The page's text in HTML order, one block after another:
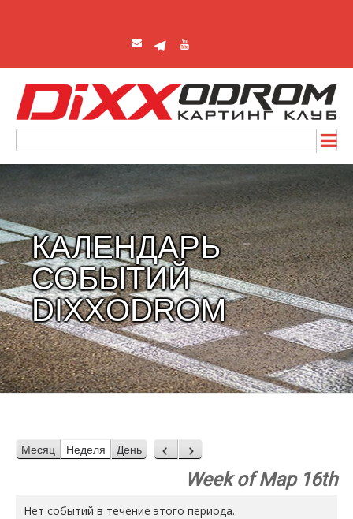
КАЛЕНДАРЬ
СОБЫТИЙ
DIXXODROM
Месяц Неделя День Назад
Вперед
Week of Мар 16th
Нет событий в течение этого периода.